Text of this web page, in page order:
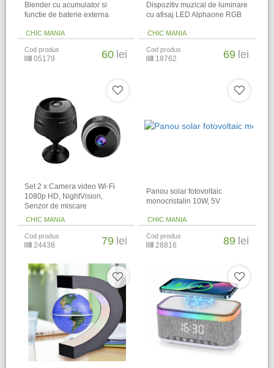
Blender cu acumulator si
functie de baterie externa
CHIC MANIA
Cod produs
05179 60 lei
Dispozitiv muzical de luminare
cu afisaj LED Alphaone RGB
CHIC MANIA
Cod produs
18762 69 lei
Set 2 x Camera video Wi-Fi
1080p HD, NightVision,
Senzor de miscare
CHIC MANIA
Cod produs
24438 79 lei
Panou solar fotovoltaic
monocristalin 10W, 5V
CHIC MANIA
Cod produs
28816 89 lei